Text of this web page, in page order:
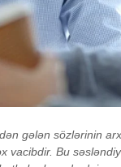
gələn sözlərinin
vacibdir. Bu